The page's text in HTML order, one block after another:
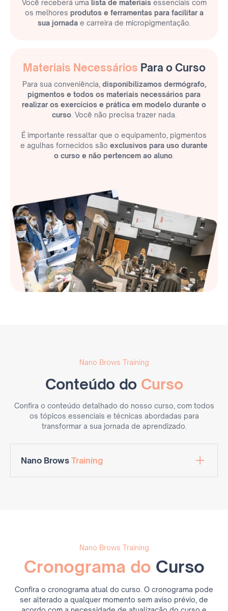
Você receberá uma lista de materiaisessenciais com
os melhores produtos e ferramentas para facilitar a
sua jornada e carreira de micropigmentação.
Materiais Necessários Para o Curso
Para sua conveniência, disponibilizamos dermógrafo,
pigmentos e todos os materiais necessários para
realizar os exercícios e prática em modelo durante o
curso. Você não precisa trazer nada.
É importante ressaltar que o equipamento, pigmentos
e agulhas fornecidos são exclusivos para uso durante
o curso e não pertencem ao aluno
Nano Brows Training
Conteúdo do Curso
Confira o conteúdo detalhado do nosso curso, com todos
os tópicos essenciais e técnicas abordadas para
transformar a sua jornada de aprendizado.
Nano Brows Training
Cores primárias e complementares
Pigmento inorgânico e orgânico
Cuidados de segurança e saúde
Higiene e esterilização
Como não se contaminar
Me furei, como proceder?
Nano Brows Training
Cronograma do Curso
Confira o cronograma atual do curso. O cronograma pode
ser alterado a qualquer momento sem aviso prévio, de